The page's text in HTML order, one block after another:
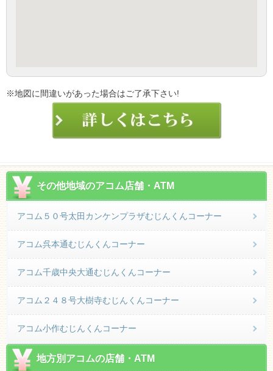
※地図に間違いがあった場合はご了承下さい!
その他地域のアコム店舗・ATM
アコム５０号太田カンケンプラザむじんくんコーナー
アコム呉本通むじんくんコーナー
アコム千歳中央大通むじんくんコーナー
アコム２４８号大樹寺むじんくんコーナー
アコム小作むじんくんコーナー
地方別アコムの店舗・ATM